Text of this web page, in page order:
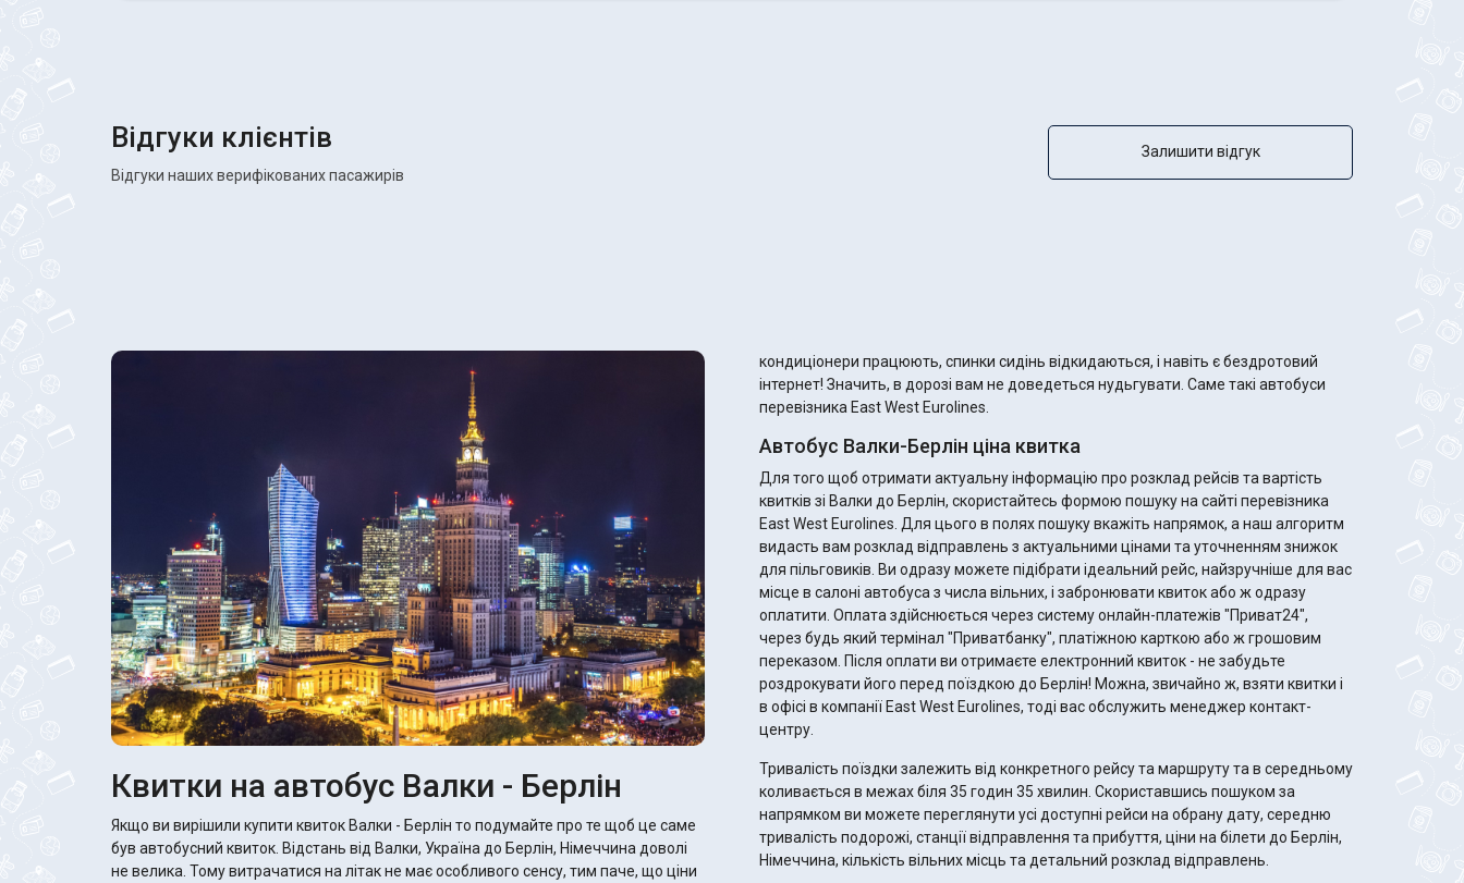
Відгуки клієнтів
Відгуки наших верифікованих пасажирів
Залишити відгук
Квитки на автобус Валки - Берлін
Якщо ви вирішили купити квиток Валки - Берлін то подумайте про те щоб це саме
був автобусний квиток. Відстань від Валки, Україна до Берлін, Німеччина доволі
не велика. Тому витрачатися на літак не має особливого сенсу, тим паче, що ціни
кондиціонери працюють, спинки сидінь відкидаються, і навіть є бездротовий
інтернет! Значить, в дорозі вам не доведеться нудьгувати. Саме такі автобуси
перевізника East West Eurolines.
Автобус Валки-Берлін ціна квитка
Для того щоб отримати актуальну інформацію про розклад рейсів та вартість
квитків зі Валки до Берлін, скористайтесь формою пошуку на сайті перевізника
East West Eurolines. Для цього в полях пошуку вкажіть напрямок, а наш алгоритм
видасть вам розклад відправлень з актуальними цінами та уточненням знижок
для пільговиків. Ви одразу можете підібрати ідеальний рейс, найзручніше для вас
місце в салоні автобуса з числа вільних, і забронювати квиток або ж одразу
оплатити. Оплата здійснюється через систему онлайн-платежів "Приват24",
через будь який термінал "Приватбанку", платіжною карткою або ж грошовим
переказом. Після оплати ви отримаєте електронний квиток - не забудьте
роздрокувати його перед поїздкою до Берлін! Можна, звичайно ж, взяти квитки і
в офісі в компанії East West Eurolines, тоді вас обслужить менеджер контакт-
центру.
Тривалість поїздки залежить від конкретного рейсу та маршруту та в середньому
коливається в межах біля 35 годин 35 хвилин. Скориставшись пошуком за
напрямком ви можете переглянути усі доступні рейси на обрану дату, середню
тривалість подорожі, станції відправлення та прибуття, ціни на білети до Берлін,
Німеччина, кількість вільних місць та детальний розклад відправлень.